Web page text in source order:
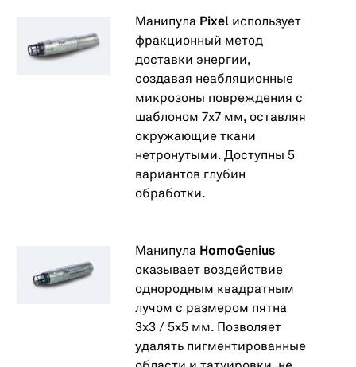
Манипула Pixel использует
фракционный метод
доставки энергии,
создавая неабляционные
микрозоны повреждения с
шаблоном 7х7 мм, оставляя
окружающие ткани
нетронутыми. Доступны 5
вариантов глубин
обработки.
Манипула HomoGenius
оказывает воздействие
однородным квадратным
лучом с размером пятна
3x3 / 5x5 мм. Позволяет
удалять пигментированные